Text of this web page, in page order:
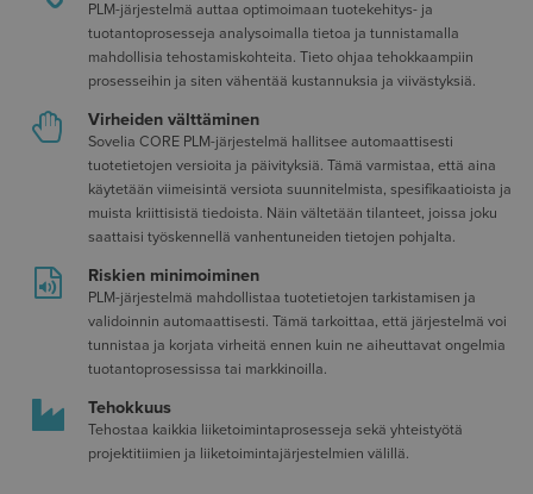
PLM-järjestelmä auttaa optimoimaan tuotekehitys- ja
tuotantoprosesseja analysoimalla tietoa ja tunnistamalla
mahdollisia tehostamiskohteita. Tieto ohjaa tehokkaampiin
prosesseihin ja siten vähentää kustannuksia ja viivästyksiä.
Virheiden välttäminen
Sovelia CORE PLM-järjestelmä hallitsee automaattisesti
tuotetietojen versioita ja päivityksiä. Tämä varmistaa, että aina
käytetään viimeisintä versiota suunnitelmista, spesifikaatioista ja
muista kriittisistä tiedoista. Näin vältetään tilanteet, joissa joku
saattaisi työskennellä vanhentuneiden tietojen pohjalta.
Riskien minimoiminen
PLM-järjestelmä mahdollistaa tuotetietojen tarkistamisen ja
validoinnin automaattisesti. Tämä tarkoittaa, että järjestelmä voi
tunnistaa ja korjata virheitä ennen kuin ne aiheuttavat ongelmia
tuotantoprosessissa tai markkinoilla.
Tehokkuus
Tehostaa kaikkia liiketoimintaprosesseja sekä yhteistyötä
projektitiimien ja liiketoimintajärjestelmien välillä.